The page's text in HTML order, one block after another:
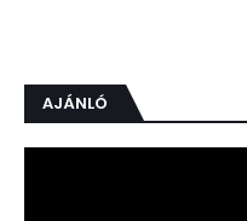
AJÁNLÓ